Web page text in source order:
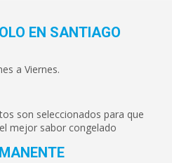
EN SANTIAGO
a Viernes.
son seleccionados para que
mejor sabor congelado